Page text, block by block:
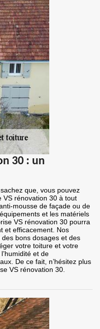
30 : un
que, vous pouvez
VS rénovation 30 à tout
mousse de façade ou de
et les matériels
VS rénovation 30 pourra
et efficacement. Nos
bons dosages et des
votre toiture et votre
et de
De ce fait, n’hésitez plus
VS rénovation 30.